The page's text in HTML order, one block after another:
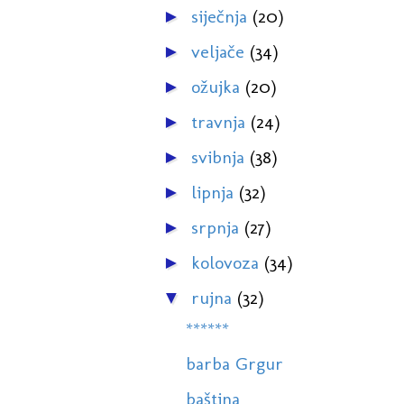
► siječnja (20)
► veljače (34)
► ožujka (20)
► travnja (24)
► svibnja (38)
► lipnja (32)
► srpnja (27)
► kolovoza (34)
▼ rujna (32)
******
barba Grgur
baština